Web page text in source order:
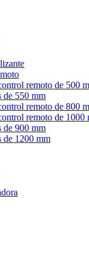
remoto de 500
de 550 mm
remoto de 800
remoto de 1000
de 900 mm
de 1200 mm